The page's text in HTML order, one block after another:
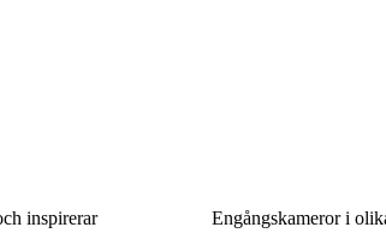
inspirerar Engångskameror i